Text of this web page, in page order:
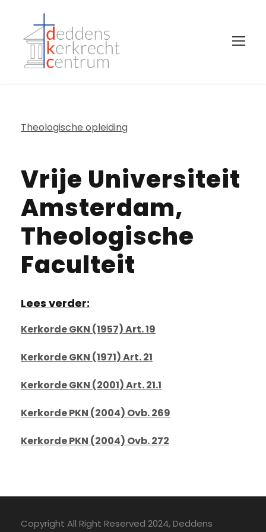
Theologische opleiding
Vrije Universiteit
Amsterdam,
Theologische
Faculteit
Lees verder:
Kerkorde GKN (1957) Art. 19
Kerkorde GKN (1971) Art. 21
Kerkorde GKN (2001) Art. 21.1
Kerkorde PKN (2004) Ovb. 269
Kerkorde PKN (2004) Ovb. 272
Copyright All Right Reserved 2024, Deddens